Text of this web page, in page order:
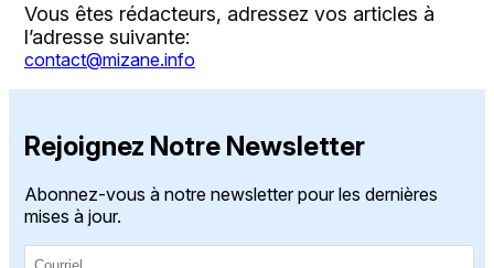
Vous êtes rédacteurs, adressez vos articles à
l’adresse suivante:
contact@mizane.info
Rejoignez Notre Newsletter
Abonnez-vous à notre newsletter pour les dernières
mises à jour.